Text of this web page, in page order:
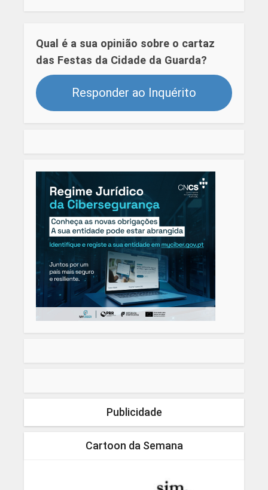
Qual é a sua opinião sobre o cartaz
das Festas da Cidade da Guarda?
Responder ao Inquérito
Publicidade
Cartoon da Semana